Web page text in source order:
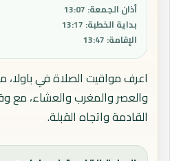
أذان الجمعة:
13:07
بداية الخطبة:
13:17
الإقامة:
13:47
اعرف مواقيت الصلاة في باولا،
والعصر والمغرب والعشاء، مع
القادمة واتجاه القبلة.